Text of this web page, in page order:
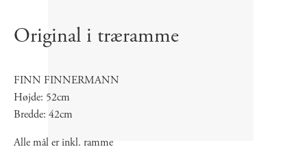
Original i træramme
FINN FINNERMANN
Højde: 52cm
Bredde: 42cm
Alle mål er inkl. ramme